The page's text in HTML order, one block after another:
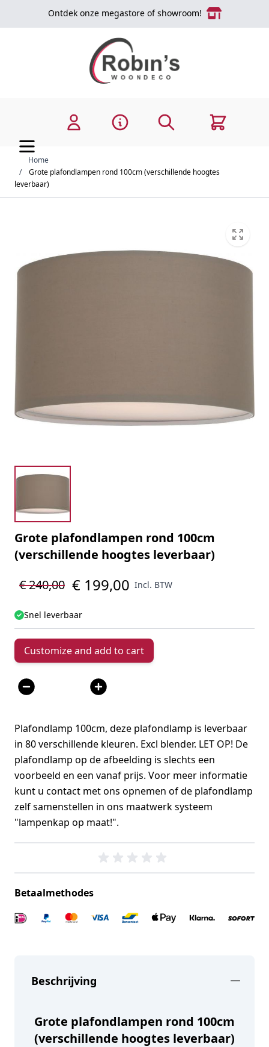
Ga naar de inhoudOntdek onze megastore of showroom!
Zoek Cart
Home
/
Grote plafondlampen rond 100cm (verschillende hoogtes
leverbaar)
Grote plafondlampen rond 100cm
(verschillende hoogtes leverbaar)
€ 240,00 € 199,00 Incl. BTW
Snel leverbaar
Customize and add to cart
Aantal
Plafondlamp 100cm, deze plafondlamp is leverbaar
in 80 verschillende kleuren. Excl blender. LET OP! De
plafondlamp op de afbeelding is slechts een
voorbeeld en een vanaf prijs. Voor meer informatie
kunt u contact met ons opnemen of de plafondlamp
zelf samenstellen in ons maatwerk systeem
"lampenkap op maat!".
Betaalmethodes
Beschrijving
Grote plafondlampen rond 100cm
(verschillende hoogtes leverbaar)